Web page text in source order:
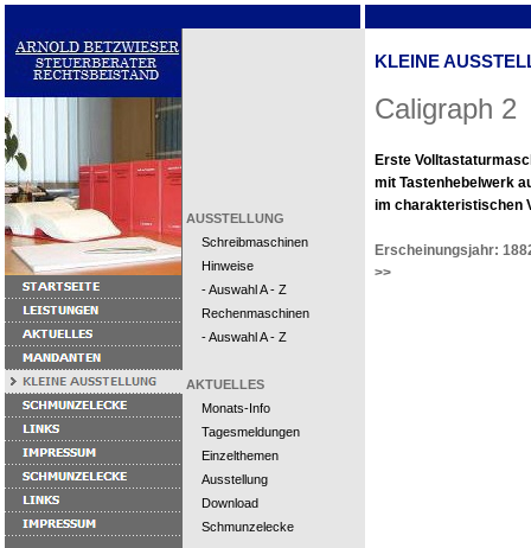
AUSSTELLUNG
Schreibmaschinen
Hinweise
- Auswahl A - Z
Rechenmaschinen
- Auswahl A - Z
AKTUELLES
Monats-Info
Tagesmeldungen
Einzelthemen
Ausstellung
Download
Schmunzelecke
KLEINE
Caligraph 2
Erste
mit Tastenhebelwerk
im charakteristischen
Erscheinungsjahr:
>>